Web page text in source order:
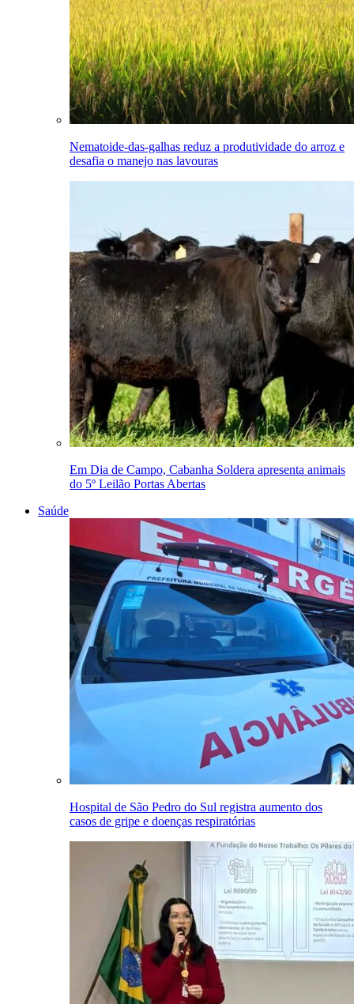
Nematoide-das-galhas reduz a produtividade do arroz e
desafia o manejo nas lavouras
Em Dia de Campo, Cabanha Soldera apresenta animais
do 5º Leilão Portas Abertas
Saúde
Hospital de São Pedro do Sul registra aumento dos
casos de gripe e doenças respiratórias